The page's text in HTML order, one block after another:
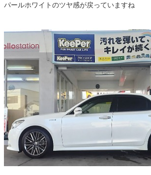
パールホワイトのツヤ感が戻っていますね